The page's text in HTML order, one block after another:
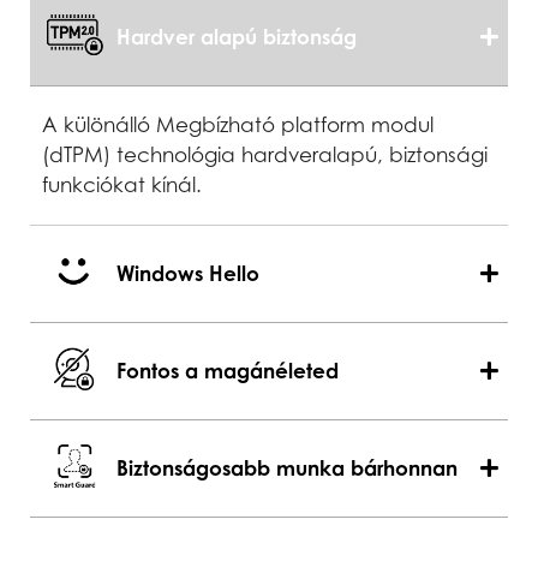
Hardver alapú biztonság
A különálló Megbízható platform modul
(dTPM) technológia hardveralapú, biztonsági
funkciókat kínál.
Windows Hello
Fontos a magánéleted
Biztonságosabb munka bárhonnan